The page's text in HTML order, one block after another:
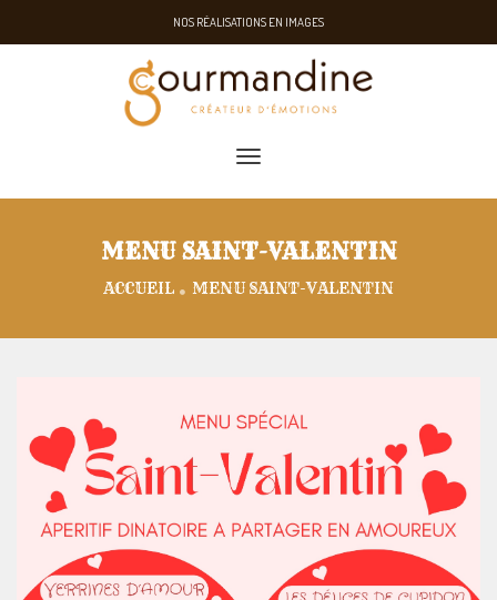
NOS RÉALISATIONS EN IMAGES
toggle navigation
MENU SAINT-VALENTIN
ACCUEIL MENU SAINT-VALENTIN